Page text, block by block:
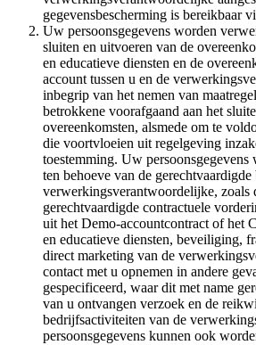
gegevensbescherming is bereikbaar
Uw persoonsgegevens worden
sluiten en uitvoeren van de
en educatieve diensten en de
account tussen u en de
inbegrip van het nemen van
betrokkene voorafgaand aan het
overeenkomsten, alsmede om te
die voortvloeien uit regelgeving
toestemming. Uw
ten behoeve van de
verwerkingsverantwoordelijke, zoals
gerechtvaardigde contractuele
uit het Demo-accountcontract of het
en educatieve diensten, beveiliging,
direct marketing van de
contact met u opnemen in andere
gespecificeerd, waar dit met name
van u ontvangen verzoek en de
bedrijfsactiviteiten van de
persoonsgegevens kunnen ook